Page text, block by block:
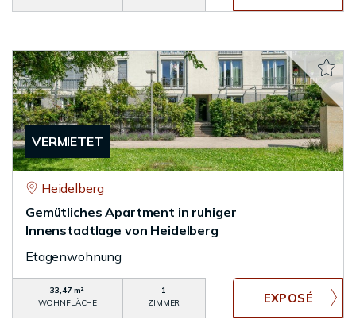
VERMIETET
Heidelberg
Gemütliches Apartment in ruhiger
Innenstadtlage von Heidelberg
Etagenwohnung
33,47 m²
WOHNFLÄCHE
1
ZIMMER